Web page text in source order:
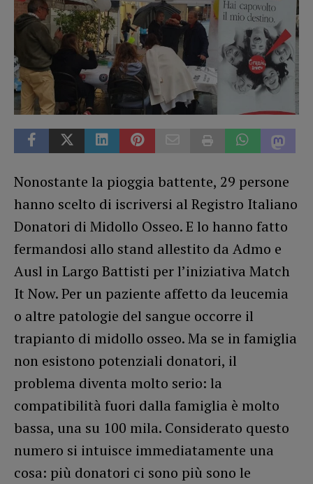
Nonostante la pioggia battente, 29 persone
hanno scelto di iscriversi al Registro Italiano
Donatori di Midollo Osseo. E lo hanno fatto
fermandosi allo stand allestito da Admo e
Ausl in Largo Battisti per l’iniziativa Match
It Now. Per un paziente affetto da leucemia
o altre patologie del sangue occorre il
trapianto di midollo osseo. Ma se in famiglia
non esistono potenziali donatori, il
problema diventa molto serio: la
compatibilità fuori dalla famiglia è molto
bassa, una su 100 mila. Considerato questo
numero si intuisce immediatamente una
cosa: più donatori ci sono più sono le